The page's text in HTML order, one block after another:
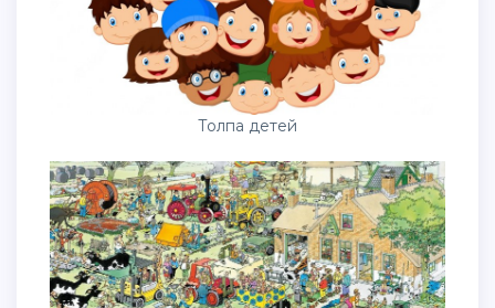
Толпа детей